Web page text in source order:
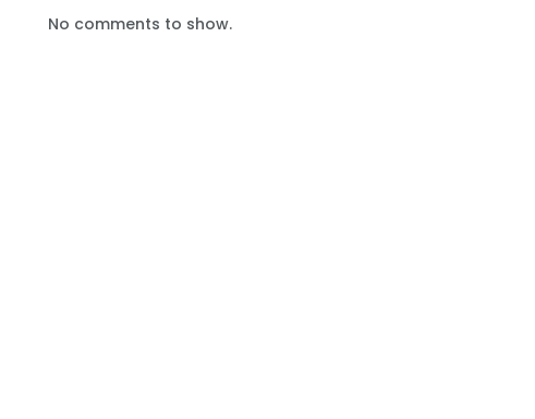
No comments to show.